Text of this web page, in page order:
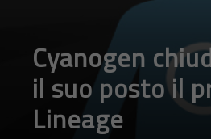
Cyanogen
il suo posto il
Lineage